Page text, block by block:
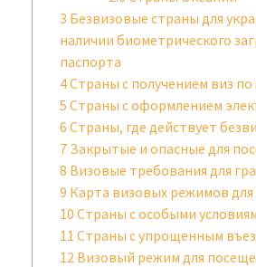
3 Безвизовые страны для
наличии биометрического
паспорта
4Страны с получением виз
5 Страны с оформлением
6 Страны, где действует
7 Закрытые и опасные для
8 Визовые требования для
9 Карта визовых режимов
10 Страны с особыми
11 Страны с упрощенным
12 Визовый режим для